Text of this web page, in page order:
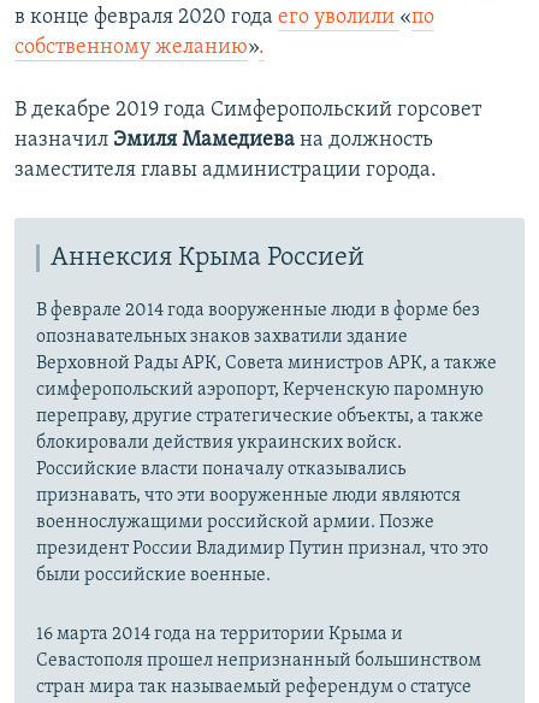
в конце февраля 2020 года его уволили «по
собственному желанию».
В декабре 2019 года Симферопольский горсовет
назначил Эмиля Мамедиева на должность
заместителя главы администрации города.
Аннексия Крыма Россией
В феврале 2014 года вооруженные люди в форме без
опознавательных знаков захватили здание
Верховной Рады АРК, Совета министров АРК, а также
симферопольский аэропорт, Керченскую паромную
переправу, другие стратегические объекты, а также
блокировали действия украинских войск.
Российские власти поначалу отказывались
признавать, что эти вооруженные люди являются
военнослужащими российской армии. Позже
президент России Владимир Путин признал, что это
были российские военные.
16 марта 2014 года на территории Крыма и
Севастополя прошел непризнанный большинством
стран мира так называемый референдум о статусе